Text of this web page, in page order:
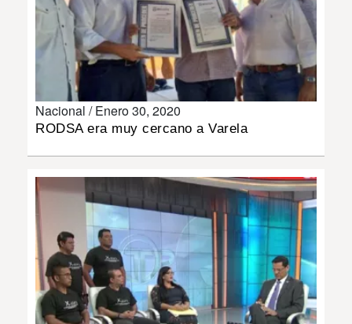
POLÍTICA
DEPORTES
MUNDO
INSÓLITAS
MULTIMEDIA
IMPRESO
Nacional /Enero 30, 2020
RODSA era muy cercano a Varela